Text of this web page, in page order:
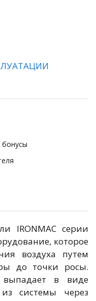
бонусы
IRONMAC серии
которое
воздуха путем
до точки росы.
в виде
системы через